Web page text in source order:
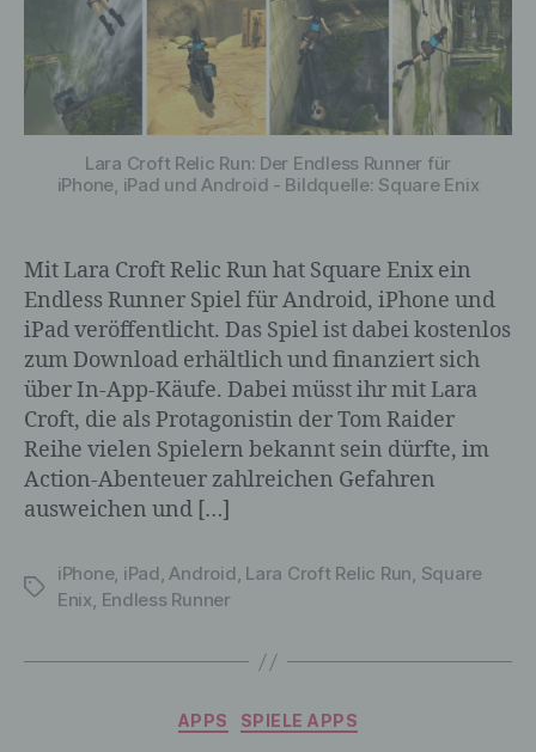
Lara Croft Relic Run: Der Endless Runner für
iPhone, iPad und Android - Bildquelle: Square Enix
Mit Lara Croft Relic Run hat Square Enix ein
Endless Runner Spiel für Android, iPhone und
iPad veröffentlicht. Das Spiel ist dabei kostenlos
zum Download erhältlich und finanziert sich
über In-App-Käufe. Dabei müsst ihr mit Lara
Croft, die als Protagonistin der Tom Raider
Reihe vielen Spielern bekannt sein dürfte, im
Action-Abenteuer zahlreichen Gefahren
ausweichen und […]
Schlagwörter
iPhone, iPad,Android, Lara Croft Relic Run, Square
Enix, Endless Runner
Kategorien
APPS SPIELE APPS